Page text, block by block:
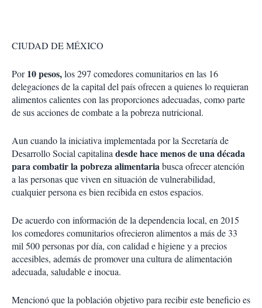
CIUDAD DE MÉXICO
Por10 pesos,los 297 comedores comunitarios en las 16
delegaciones de la capital del país ofrecen a quienes lo requieran
alimentos calientes con las proporciones adecuadas, como parte
de sus acciones de combate a la pobreza nutricional.
Aun cuando la iniciativa implementada por la Secretaría de
Desarrollo Social capitalinadesde hace menos de una década
para combatir la pobreza alimentariabusca ofrecer atención
a las personas que viven en situación de vulnerabilidad,
cualquier persona es bien recibida en estos espacios.
De acuerdo con información de la dependencia local, en 2015
los comedores comunitarios ofrecieron alimentos a más de 33
mil 500 personas por día, con calidad e higiene y a precios
accesibles, además de promover una cultura de alimentación
adecuada, saludable e inocua.
Mencionó que la población objetivo para recibir este beneficio es